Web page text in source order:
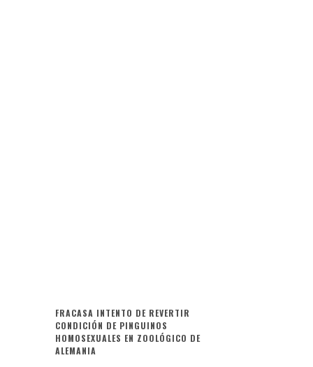
FRACASA INTENTO DE REVERTIR
CONDICIÓN DE PINGUINOS
HOMOSEXUALES EN ZOOLÓGICO DE
ALEMANIA